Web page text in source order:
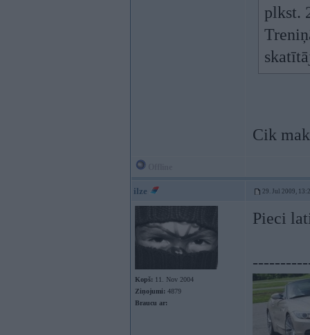
plkst.
Cik
ilze 29. Jul 2009,
Kopš: 11. Nov 2004
Ziņojumi: 4879
Braucu ar:
Pieci